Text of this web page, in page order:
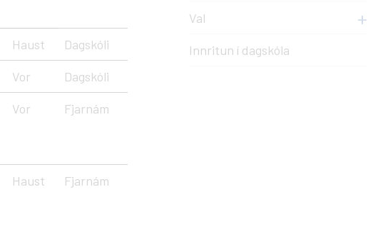
Haust Dagskóli
Vor Dagskóli
Vor Fjarnám
Haust Fjarnám
Val
Innritun í dagskóla